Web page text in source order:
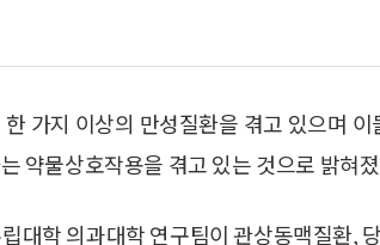
가지 이상의 만성질환을 겪고 있으며
약물상호작용을 겪고 있는 것으로 밝혀
대학 의과대학 연구팀이 관상동맥질환,